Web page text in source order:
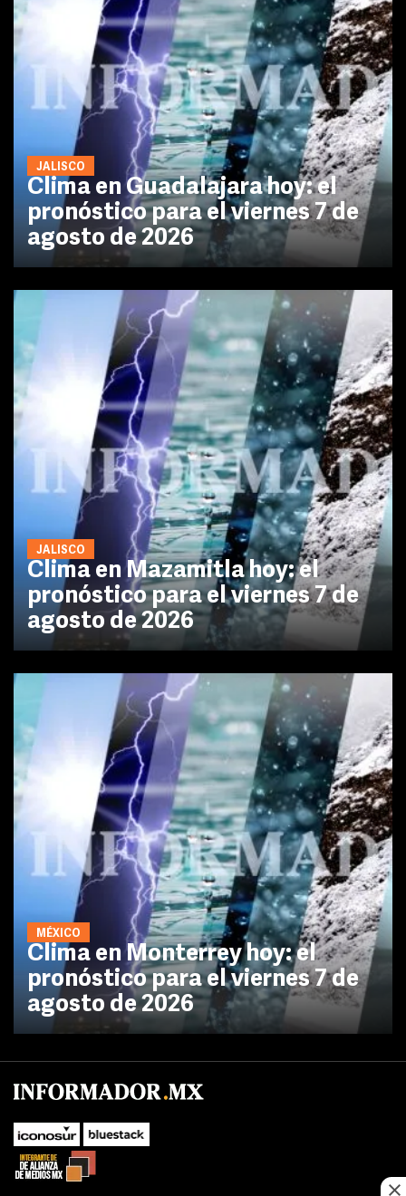
JALISCO
Clima en Guadalajara hoy: el
pronóstico para el viernes 7 de
agosto de 2026
JALISCO
Clima en Mazamitla hoy: el
pronóstico para el viernes 7 de
agosto de 2026
MÉXICO
Clima en Monterrey hoy: el
pronóstico para el viernes 7 de
agosto de 2026